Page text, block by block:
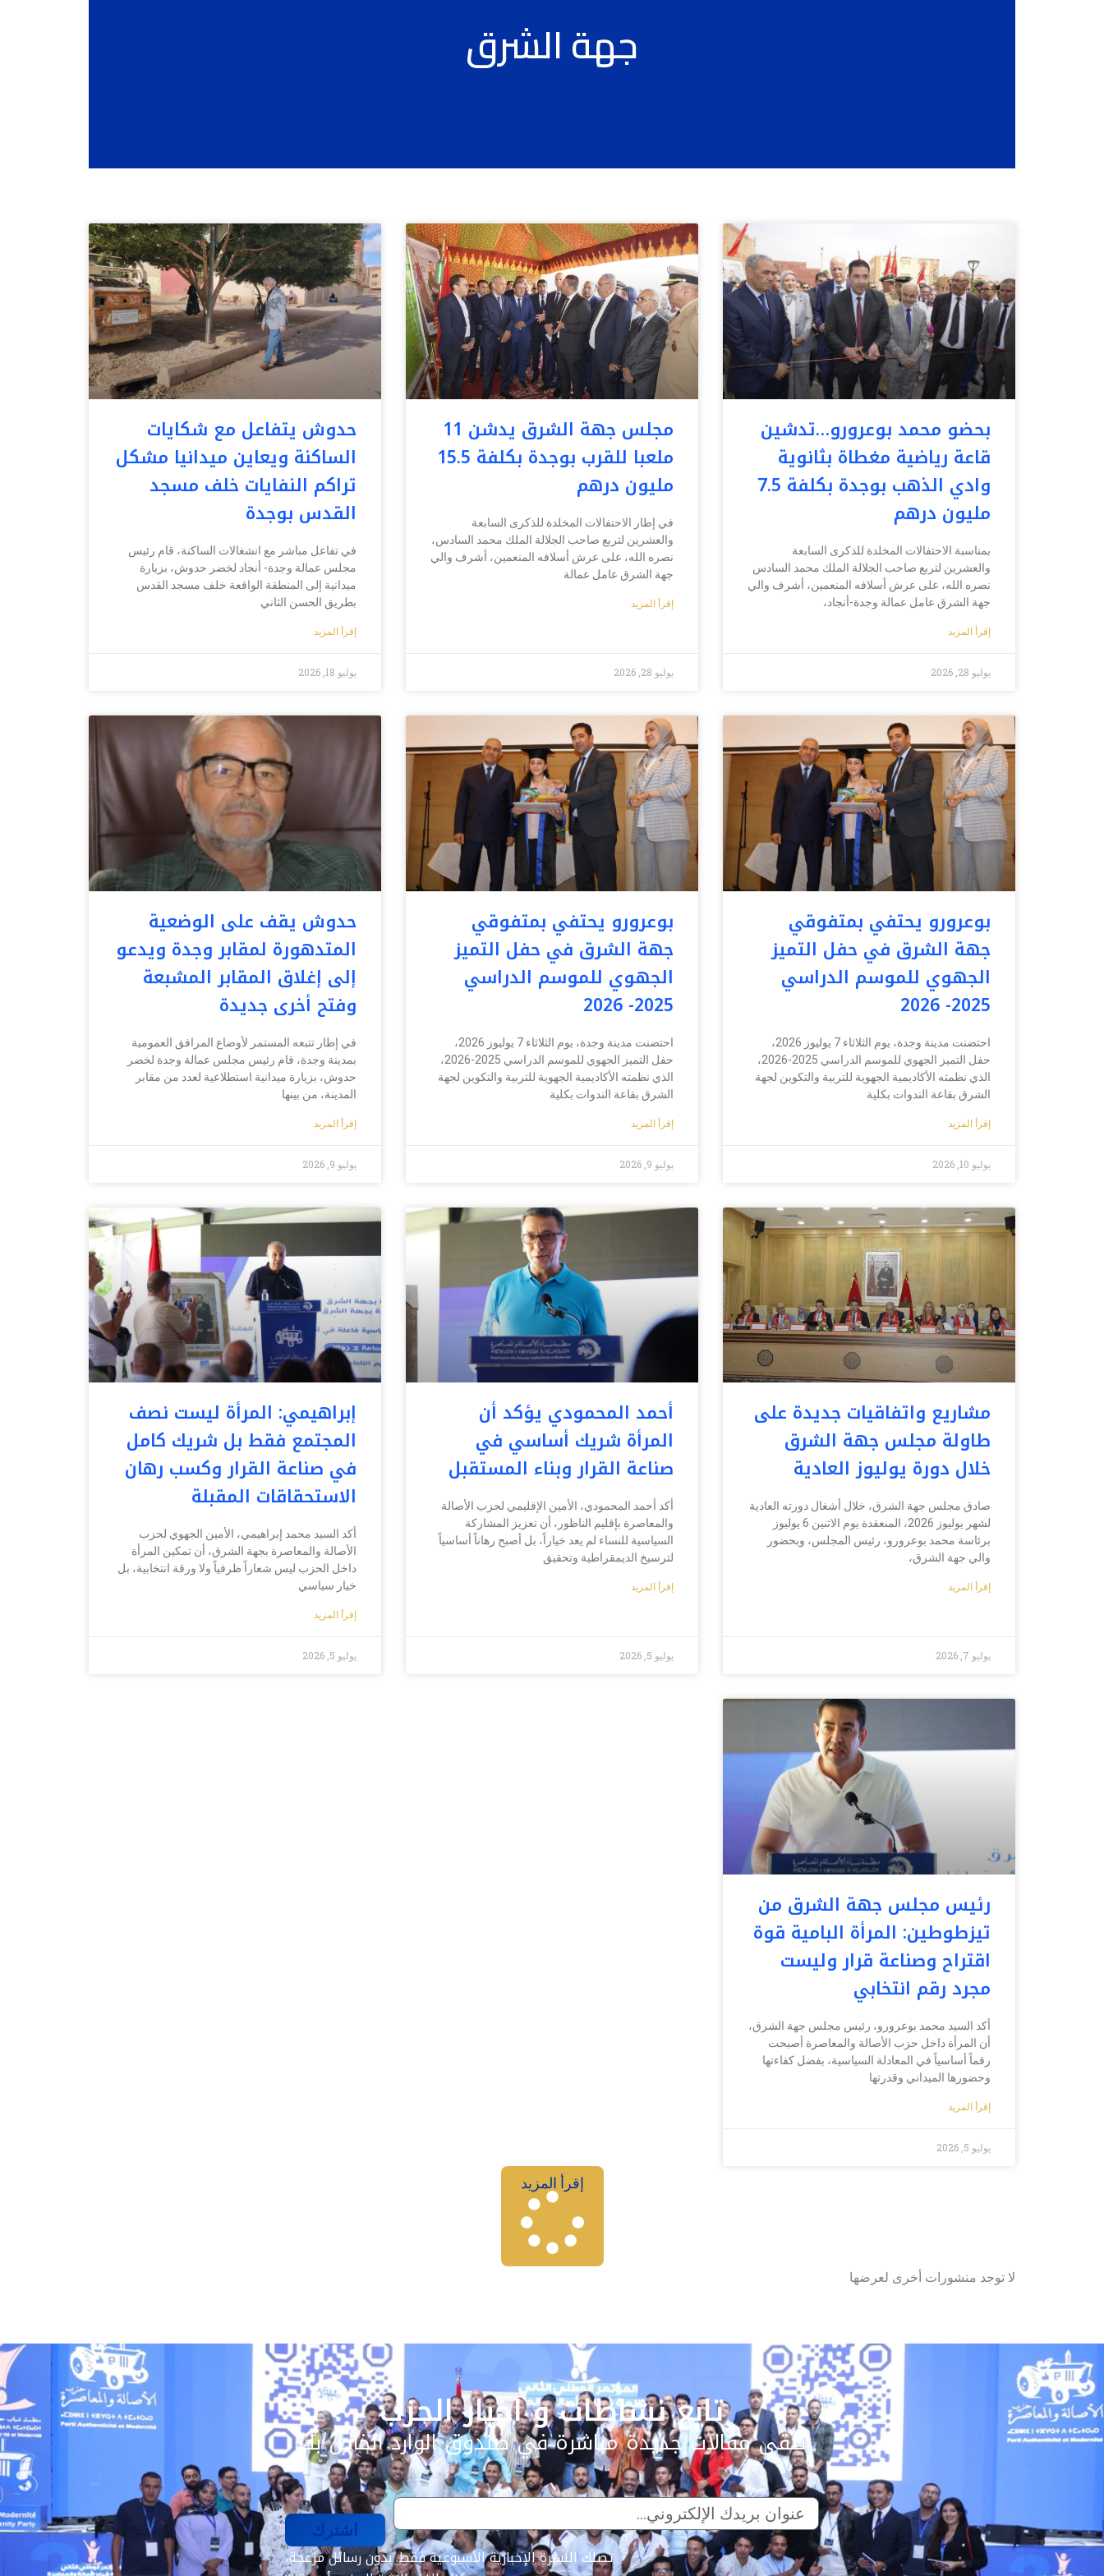
جهة الشرق
بحضو محمد بوعرورو…تدشين
قاعة رياضية مغطاة بثانوية
وادي الذهب بوجدة بكلفة 7.5
مليون درهم
بمناسبة الاحتفالات المخلدة للذكرى السابعة
والعشرين لتربع صاحب الجلالة الملك محمد السادس
نصره الله، على عرش أسلافه المنعمين، أشرف والي
جهة الشرق عامل عمالة وجدة-أنجاد،
إقرأ المزيد
يوليو 28, 2026
مجلس جهة الشرق يدشن 11
ملعبا للقرب بوجدة بكلفة 15.5
مليون درهم
في إطار الاحتفالات المخلدة للذكرى السابعة
والعشرين لتربع صاحب الجلالة الملك محمد السادس،
نصره الله، على عرش أسلافه المنعمين، أشرف والي
جهة الشرق عامل عمالة
إقرأ المزيد
يوليو 28, 2026
حدوش يتفاعل مع شكايات
الساكنة ويعاين ميدانيا مشكل
تراكم النفايات خلف مسجد
القدس بوجدة
في تفاعل مباشر مع انشغالات الساكنة، قام رئيس
مجلس عمالة وجدة- أنجاد لخضر حدوش، بزيارة
ميدانية إلى المنطقة الواقعة خلف مسجد القدس
بطريق الحسن الثاني
إقرأ المزيد
يوليو 18, 2026
بوعرورو يحتفي بمتفوقي
جهة الشرق في حفل التميز
الجهوي للموسم الدراسي
2025- 2026
احتضنت مدينة وجدة، يوم الثلاثاء 7 يوليوز 2026،
حفل التميز الجهوي للموسم الدراسي 2025-2026،
الذي نظمته الأكاديمية الجهوية للتربية والتكوين لجهة
الشرق بقاعة الندوات بكلية
إقرأ المزيد
يوليو 10, 2026
بوعرورو يحتفي بمتفوقي
جهة الشرق في حفل التميز
الجهوي للموسم الدراسي
2025- 2026
احتضنت مدينة وجدة، يوم الثلاثاء 7 يوليوز 2026،
حفل التميز الجهوي للموسم الدراسي 2025-2026،
الذي نظمته الأكاديمية الجهوية للتربية والتكوين لجهة
الشرق بقاعة الندوات بكلية
إقرأ المزيد
يوليو 9, 2026
حدوش يقف على الوضعية
المتدهورة لمقابر وجدة ويدعو
إلى إغلاق المقابر المشبعة
وفتح أخرى جديدة
في إطار تتبعه المستمر لأوضاع المرافق العمومية
بمدينة وجدة، قام رئيس مجلس عمالة وجدة لخضر
حدوش، بزيارة ميدانية استطلاعية لعدد من مقابر
المدينة، من بينها
إقرأ المزيد
يوليو 9, 2026
مشاريع واتفاقيات جديدة على
طاولة مجلس جهة الشرق
خلال دورة يوليوز العادية
صادق مجلس جهة الشرق، خلال أشغال دورته العادية
لشهر يوليوز 2026، المنعقدة يوم الاثنين 6 يوليوز
برئاسة محمد بوعرورو، رئيس المجلس، وبحضور
والي جهة الشرق،
إقرأ المزيد
يوليو 7, 2026
أحمد المحمودي يؤكد أن
المرأة شريك أساسي في
صناعة القرار وبناء المستقبل
أكد أحمد المحمودي، الأمين الإقليمي لحزب الأصالة
والمعاصرة بإقليم الناظور، أن تعزيز المشاركة
السياسية للنساء لم يعد خياراً، بل أصبح رهاناً أساسياً
لترسيخ الديمقراطية وتحقيق
إقرأ المزيد
يوليو 5, 2026
إبراهيمي: المرأة ليست نصف
المجتمع فقط بل شريك كامل
في صناعة القرار وكسب رهان
الاستحقاقات المقبلة
أكد السيد محمد إبراهيمي، الأمين الجهوي لحزب
الأصالة والمعاصرة بجهة الشرق، أن تمكين المرأة
داخل الحزب ليس شعاراً ظرفياً ولا ورقة انتخابية، بل
خيار سياسي
إقرأ المزيد
يوليو 5, 2026
رئيس مجلس جهة الشرق من
تيزطوطين: المرأة البامية قوة
اقتراح وصناعة قرار وليست
مجرد رقم انتخابي
أكد السيد محمد بوعرورو، رئيس مجلس جهة الشرق،
أن المرأة داخل حزب الأصالة والمعاصرة أصبحت
رقماً أساسياً في المعادلة السياسية، بفضل كفاءتها
وحضورها الميداني وقدرتها
إقرأ المزيد
يوليو 5, 2026
إقرأ المزيد
لا توجد منشورات أخرى لعرضها
تابع نشاطات و اخبار الحزب
تلقى مقالات جديدة مباشرة في صندوق الوارد الخاص بك
اشترك
تصلك النشرة الإخبارية الأسبوعية فقط. بدون رسائل مزعجة،